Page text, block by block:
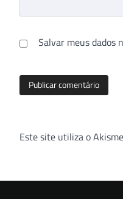
Salvar meus dados
Este site utiliza o